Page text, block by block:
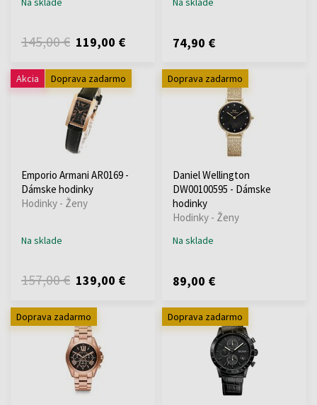
145,00 € 119,00 € 74,90 €
Akcia Doprava zadarmo
Emporio Armani AR0169 -
Dámske hodinky
Hodinky - Ženy
Na sklade
157,00 € 139,00 €
Doprava zadarmo
Daniel Wellington
DW00100595 - Dámske
hodinky
Hodinky - Ženy
Na sklade
89,00 €
Doprava zadarmo Doprava zadarmo